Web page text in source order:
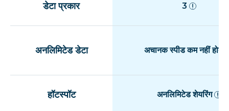
डेटा प्रकार 3
अनलिमिटेड डेटा अचानक स्पीड कम नहीं होती
हॉटस्पॉट अनलिमिटेड शेयरिंग